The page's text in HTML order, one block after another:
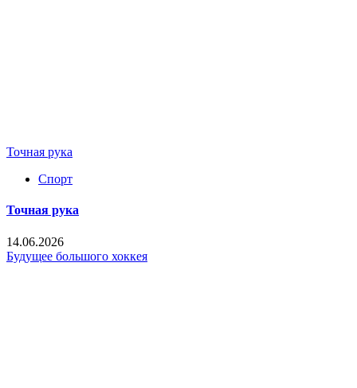
Точная рука
Спорт
Точная рука
14.06.2026
Будущее большого хоккея